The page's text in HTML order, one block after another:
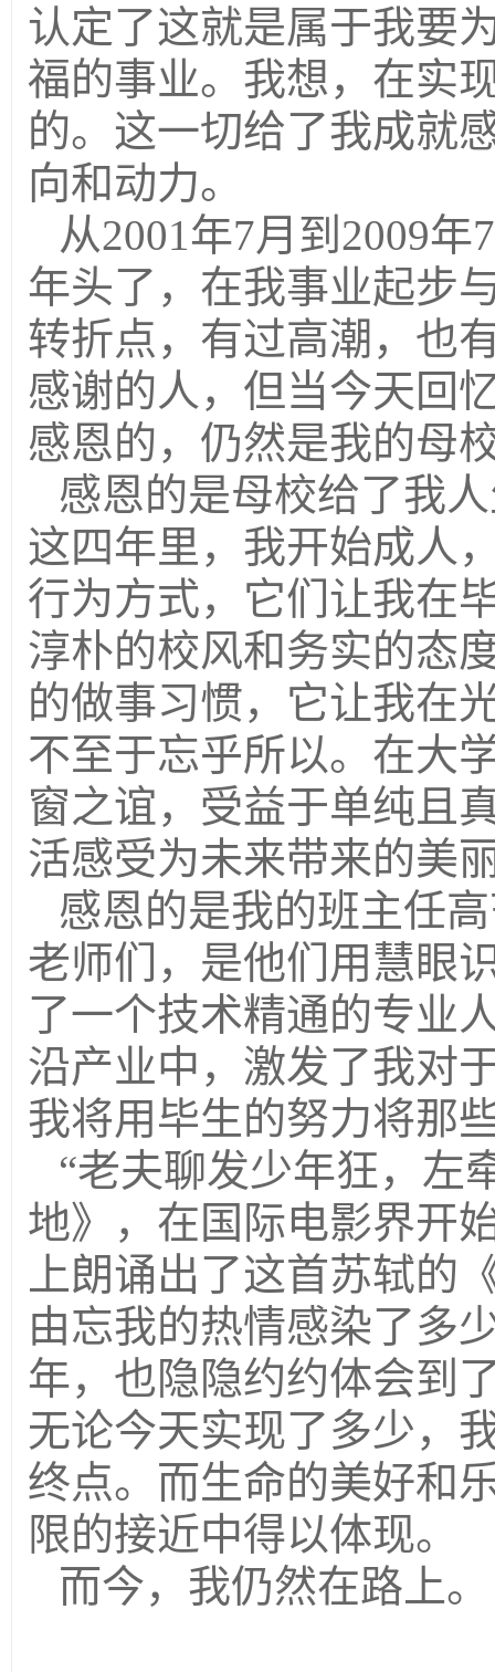
认定了这就是属于我要
福的事业。我想，在实
的。这一切给了我成就
向和动力。
从2001年7月到2009
年头了，在我事业起步
转折点，有过高潮，也
感谢的人，但当今天回
感恩的，仍然是我的母
感恩的是母校给了我
这四年里，我开始成人
行为方式，它们让我在
淳朴的校风和务实的态
的做事习惯，它让我在
不至于忘乎所以。在大
窗之谊，受益于单纯且
活感受为未来带来的美
感恩的是我的班主任
老师们，是他们用慧眼
了一个技术精通的专业
沿产业中，激发了我对
我将用毕生的努力将那
“老夫聊发少年狂，左
地》，在国际电影界开
上朗诵出了这首苏轼的
由忘我的热情感染了多
年，也隐隐约约体会到
无论今天实现了多少，
终点。而生命的美好和
限的接近中得以体现。
而今，我仍然在路上。